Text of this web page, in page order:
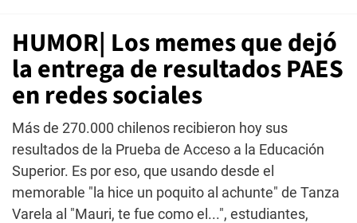
HUMOR| Los memes que dejó
la entrega de resultados PAES
en redes sociales
Más de 270.000 chilenos recibieron hoy sus
resultados de la Prueba de Acceso a la Educación
Superior. Es por eso, que usando desde el
memorable "la hice un poquito al achunte" de Tanza
Varela al "Mauri, te fue como el...", estudiantes,